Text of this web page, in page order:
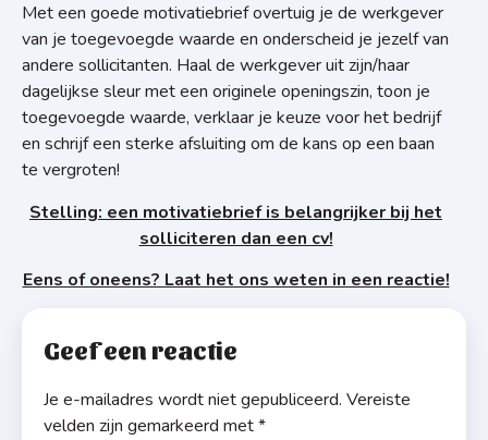
Met een goede motivatiebrief overtuig je de werkgever
van je toegevoegde waarde en onderscheid je jezelf van
andere sollicitanten. Haal de werkgever uit zijn/haar
dagelijkse sleur met een originele openingszin, toon je
toegevoegde waarde, verklaar je keuze voor het bedrijf
en schrijf een sterke afsluiting om de kans op een baan
te vergroten!
Stelling: een motivatiebrief is belangrijker bij het
solliciteren dan een cv!
Eens of oneens? Laat het ons weten in een reactie!
Geef een reactie
Je e-mailadres wordt niet gepubliceerd. Vereiste
velden zijn gemarkeerd met*